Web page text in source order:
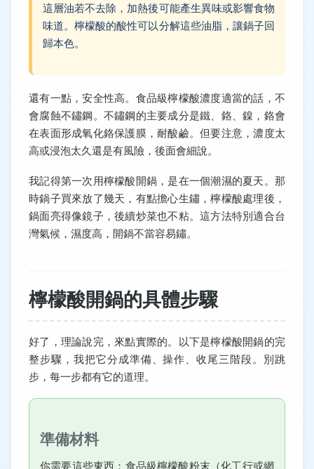
這層油若不去除，加熱後可能產生異味或影響食物
味道。檸檬酸的酸性可以分解這些油脂，讓鍋子回
歸本色。
還有一點，安全性高。食品級檸檬酸濃度適當的話，不
會腐蝕不鏽鋼。不鏽鋼的主要成分是鐵、鉻、鎳，鉻會
在表面形成氧化鉻保護膜，耐酸鹼。但要注意，濃度太
高或浸泡太久還是有風險，後面會細說。
我記得第一次用檸檬酸開鍋，是在一個潮濕的夏天。那
時鍋子買來放了幾天，有點擔心生鏽，檸檬酸處理後，
鍋面亮得像鏡子，後續炒菜也不粘。這方法特別適合台
灣氣候，濕度高，開鍋不當容易鏽。
檸檬酸開鍋的具體步驟
好了，理論說完，來點實際的。以下是檸檬酸開鍋的完
整步驟，我把它分成準備、操作、收尾三階段。別跳
步，每一步都有它的道理。
準備材料
你需要這些東西：食品級檸檬酸粉末（化工行或網